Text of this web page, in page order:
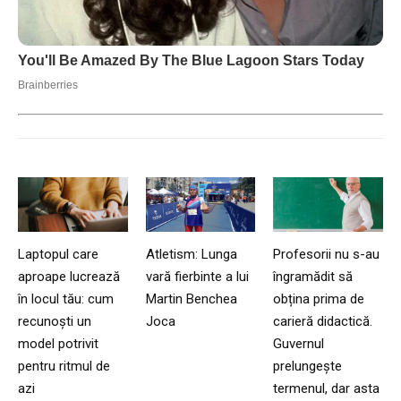
Laptopul care
aproape lucrează
în locul tău: cum
recunoști un
model potrivit
pentru ritmul de
azi
Atletism: Lunga
vară fierbinte a lui
Martin Benchea
Joca
Profesorii nu s-au
îngramădit să
obțina prima de
carieră didactică.
Guvernul
prelungește
termenul, dar asta